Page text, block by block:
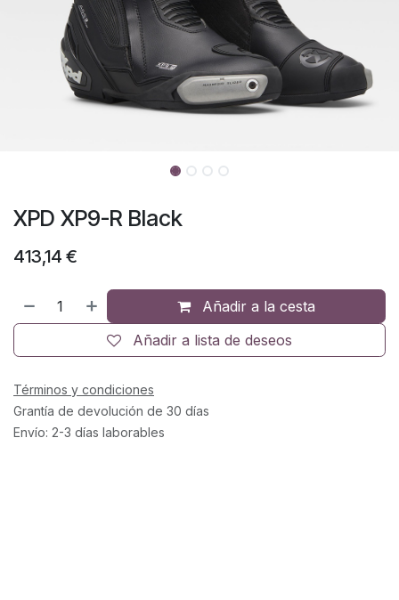
XPD XP9-R Black
413,14 €
Añadir a la cesta
Añadir a lista de deseos
Términos y condiciones
Grantía de devolución de 30 días
Envío: 2-3 días laborables